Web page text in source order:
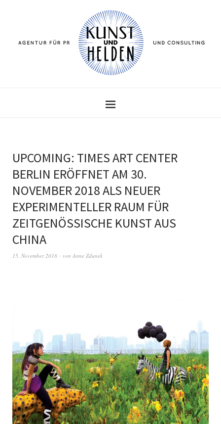
UPCOMING: TIMES ART CENTER
BERLIN ERÖFFNET AM 30.
NOVEMBER 2018 ALS NEUER
EXPERIMENTELLER RAUM FÜR
ZEITGENÖSSISCHE KUNST AUS
CHINA
15. November 2018 von Anne Zdunek